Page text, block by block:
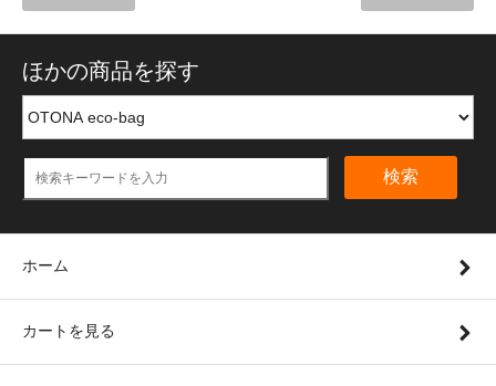
ほかの商品を探す
検索
ホーム
カートを見る